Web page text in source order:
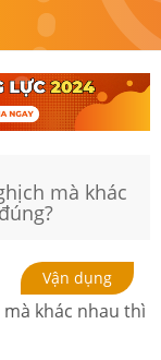
mà khác
Vận dụng
khác nhau thì